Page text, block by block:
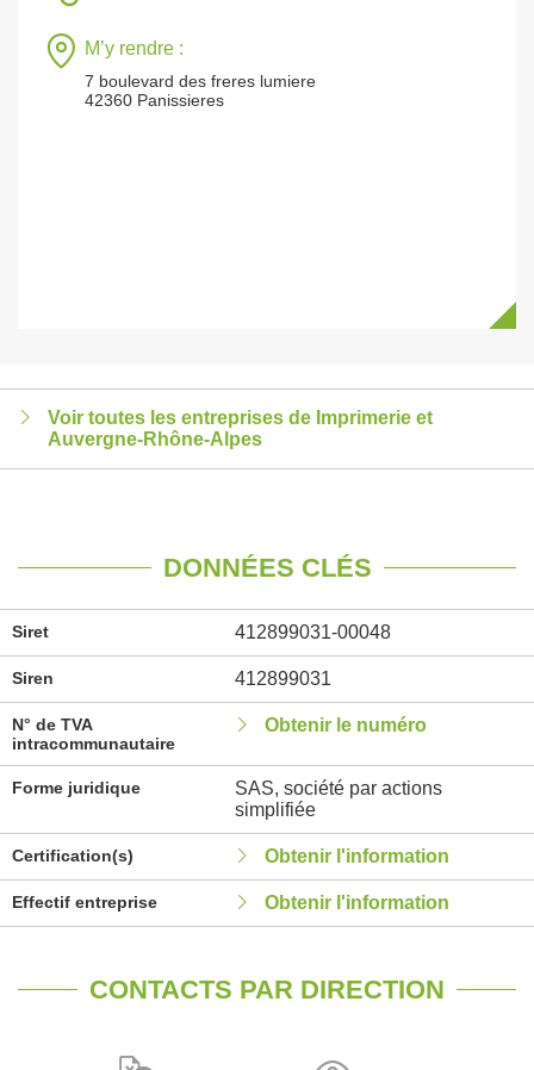
M’y rendre :
7 boulevard des freres lumiere
42360 Panissieres
Voir toutes les entreprises de Imprimerie et
Auvergne-Rhône-Alpes
DONNÉES CLÉS
Siret 412899031-00048
Siren 412899031
N° de TVA
intracommunautaire
Obtenir le numéro
Forme juridique
SAS, société par actions
simplifiée
Certification(s) Obtenir l'information
Effectif entreprise Obtenir l'information
CONTACTS PAR DIRECTION